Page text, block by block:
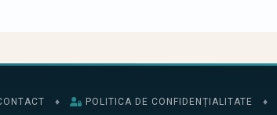
♦ POLITICA DE CONFIDENȚIALITATE ♦